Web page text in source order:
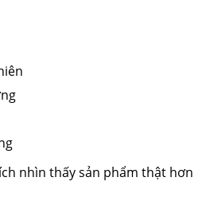
nhìn thấy sản phẩm thật hơn